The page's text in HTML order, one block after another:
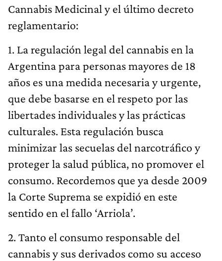
Cannabis Medicinal y el último decreto
reglamentario:
1. La regulación legal del cannabis en la
Argentina para personas mayores de 18
años es una medida necesaria y urgente,
que debe basarse en el respeto por las
libertades individuales y las prácticas
culturales. Esta regulación busca
minimizar las secuelas del narcotráfico y
proteger la salud pública, no promover el
consumo. Recordemos que ya desde 2009
la Corte Suprema se expidió en este
sentido en el fallo ‘Arriola’.
2. Tanto el consumo responsable del
cannabis y sus derivados como su acceso